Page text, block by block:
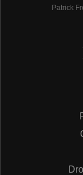
Patrick